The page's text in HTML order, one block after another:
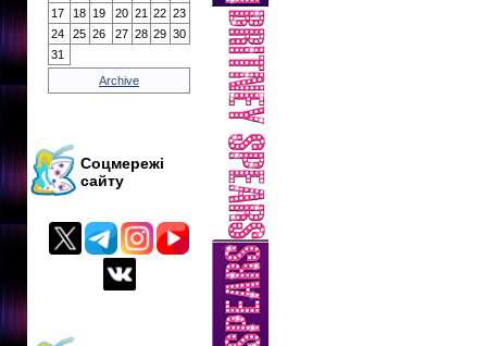
17
18 19 20 21 22 23
24
25 26 27 28 29 30
31
Archive
Соцмережі
сайту